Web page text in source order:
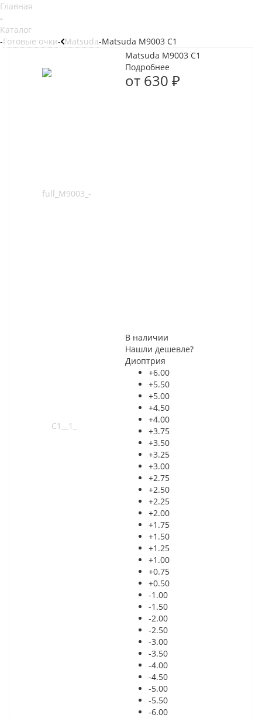
Главная
-
Каталог
-Готовые очки- Matsuda-Matsuda M9003 C1
Matsuda M9003 C1
Подробнее
от 630 ₽
В наличии
Нашли дешевле?
Диоптрия
+6.00
+5.50
+5.00
+4.50
+4.00
+3.75
+3.50
+3.25
+3.00
+2.75
+2.50
+2.25
+2.00
+1.75
+1.50
+1.25
+1.00
+0.75
+0.50
-1.00
-1.50
-2.00
-2.50
-3.00
-3.50
-4.00
-4.50
-5.00
-5.50
-6.00